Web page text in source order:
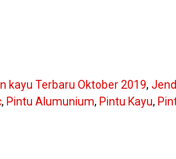
kayu Terbaru Oktober 2019,
, Pintu Alumunium, Pintu Kayu,